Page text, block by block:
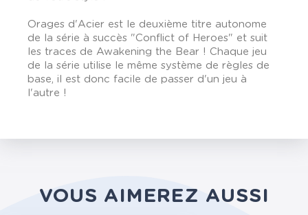
Orages d'Acier est le deuxième titre autonome
de la série à succès "Conflict of Heroes" et suit
les traces de Awakening the Bear ! Chaque jeu
de la série utilise le même système de règles de
base, il est donc facile de passer d'un jeu à
l'autre !
VOUS AIMEREZ AUSSI